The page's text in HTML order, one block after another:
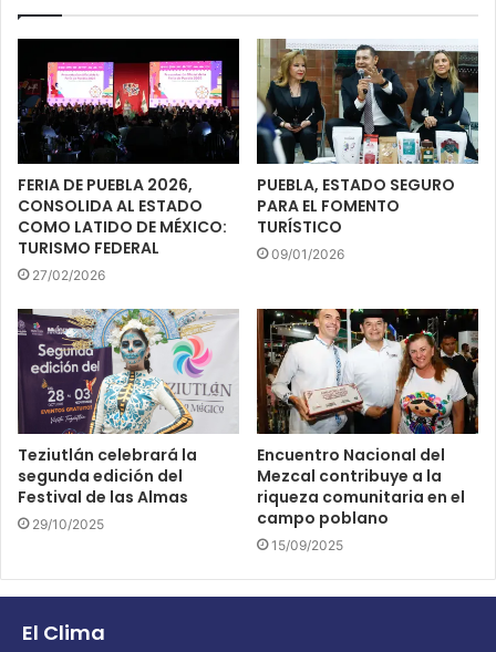
FERIA DE PUEBLA 2026,
CONSOLIDA AL ESTADO
COMO LATIDO DE MÉXICO:
TURISMO FEDERAL
27/02/2026
PUEBLA, ESTADO SEGURO
PARA EL FOMENTO
TURÍSTICO
09/01/2026
Teziutlán celebrará la
segunda edición del
Festival de las Almas
29/10/2025
Encuentro Nacional del
Mezcal contribuye a la
riqueza comunitaria en el
campo poblano
15/09/2025
El Clima